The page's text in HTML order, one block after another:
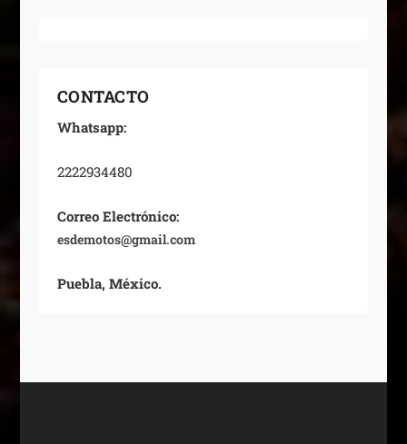
CONTACTO
Whatsapp:
2222934480
Correo Electrónico:
esdemotos@gmail.com
Puebla, México.